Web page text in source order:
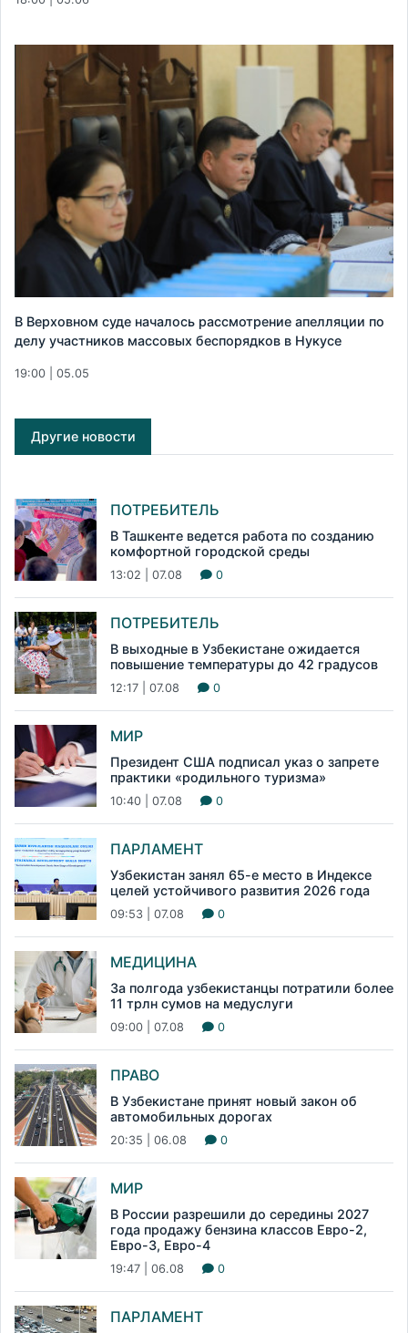
В Верховном суде началось рассмотрение апелляции по
делу участников массовых беспорядков в Нукусе
19:00 | 05.05
Другие новости
ПОТРЕБИТЕЛЬ
В Ташкенте ведется работа по созданию
комфортной городской среды
13:02 | 07.08 0
ПОТРЕБИТЕЛЬ
В выходные в Узбекистане ожидается
повышение температуры до 42 градусов
12:17 | 07.08 0
МИР
Президент США подписал указ о запрете
практики «родильного туризма»
10:40 | 07.08 0
ПАРЛАМЕНТ
Узбекистан занял 65-е место в Индексе
целей устойчивого развития 2026 года
09:53 | 07.08 0
МЕДИЦИНА
За полгода узбекистанцы потратили более
11 трлн сумов на медуслуги
09:00 | 07.08 0
ПРАВО
В Узбекистане принят новый закон об
автомобильных дорогах
20:35 | 06.08 0
МИР
В России разрешили до середины 2027
года продажу бензина классов Евро-2,
Евро-3, Евро-4
19:47 | 06.08 0
ПАРЛАМЕНТ